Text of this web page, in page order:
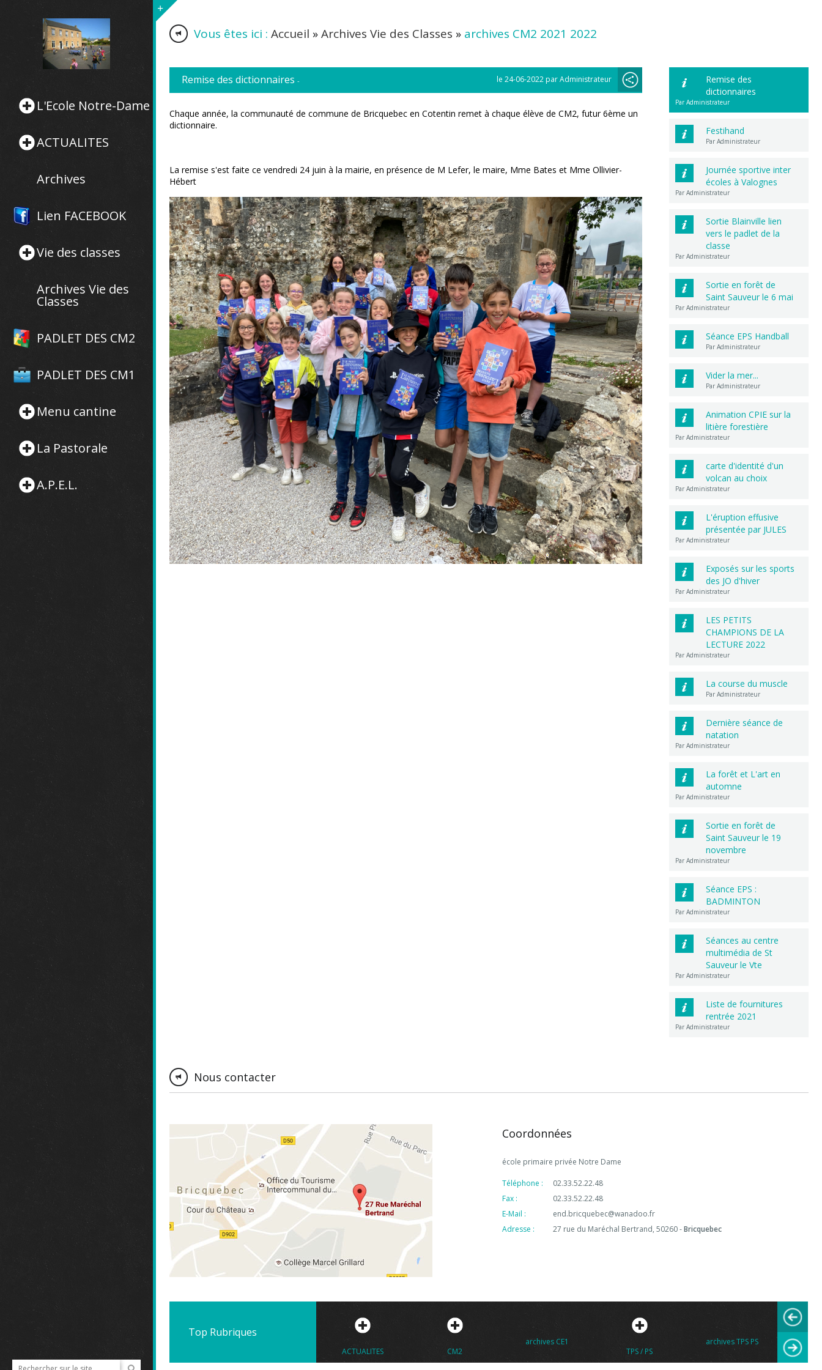
L'Ecole Notre-Dame
ACTUALITES
Archives
Lien FACEBOOK
Vie des classes
Archives Vie des
Classes
PADLET DES CM2
PADLET DES CM1
Menu cantine
La Pastorale
A.P.E.L.
Vous êtes ici : Accueil »Archives Vie des Classes » archives CM2 2021 2022
Remise des dictionnaires - le 24-06-2022 par Administrateur
Chaque année, la communauté de commune de Bricquebec en Cotentin remet à chaque élève de CM2, futur 6ème un
dictionnaire.
La remise s'est faite ce vendredi 24 juin à la mairie, en présence de M Lefer, le maire, Mme Bates et Mme Ollivier-
Hébert
Remise des
dictionnaires
Par Administrateur
Festihand
Par Administrateur
Journée sportive inter
écoles à Valognes
Par Administrateur
Sortie Blainville lien
vers le padlet de la
classe
Par Administrateur
Sortie en forêt de
Saint Sauveur le 6 mai
Par Administrateur
Séance EPS Handball
Par Administrateur
Vider la mer...
Par Administrateur
Animation CPIE sur la
litière forestière
Par Administrateur
carte d'identité d'un
volcan au choix
Par Administrateur
L'éruption effusive
présentée par JULES
Par Administrateur
Exposés sur les sports
des JO d'hiver
Par Administrateur
LES PETITS
CHAMPIONS DE LA
LECTURE 2022
Par Administrateur
La course du muscle
Par Administrateur
Dernière séance de
natation
Par Administrateur
La forêt et L'art en
automne
Par Administrateur
Sortie en forêt de
Saint Sauveur le 19
novembre
Par Administrateur
Séance EPS :
BADMINTON
Par Administrateur
Séances au centre
multimédia de St
Sauveur le Vte
Par Administrateur
Liste de fournitures
rentrée 2021
Par Administrateur
Nous contacter
Coordonnées
école primaire privée Notre Dame
Téléphone :
02.33.52.22.48
Fax :
02.33.52.22.48
E-Mail :
end.bricquebec@wanadoo.fr
Adresse :
27 rue du Maréchal Bertrand, 50260 -Bricquebec
Top Rubriques
CM2
2016 2017 2018
Menu